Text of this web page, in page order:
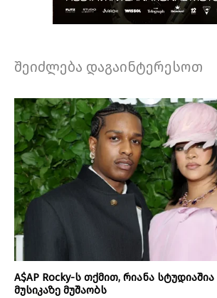
შეიძლება დაგაინტერესოთ
A$AP Rocky-ს თქმით, რიანა
მუსიკაზე მუშაობს